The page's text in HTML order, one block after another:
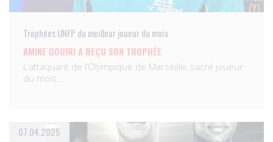
Trophées UNFP du meilleur joueur du mois
AMINE GOUIRI A REÇU SON TROPHÉE
L’attaquant de l’Olympique de Marseille, sacré joueur
du mois…
07.04.2025